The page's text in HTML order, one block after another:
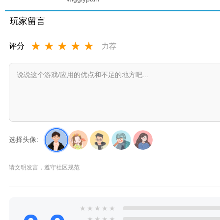
玩家留言
评分 ★ ★ ★ ★ ★ 力荐
选择头像:
请文明发言，遵守社区规范
★ ★ ★ ★ ★